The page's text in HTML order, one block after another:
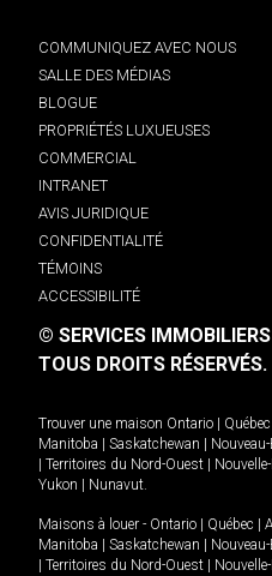
COMMUNIQUEZ AVEC NOUS
SALLE DES MÉDIAS
BLOGUE
PROPRIÉTÉS LUXUEUSES
COMMERCIAL
INTRANET
AVIS JURIDIQUE
CONFIDENTIALITÉ
TÉMOINS
ACCESSIBILITÉ
© SERVICES
TOUS DROITS RÉSERVÉS.
Trouver une maison Ontario Québec
Manitoba
Saskatchewan
Territoires du Nord-Ouest
Yukon
Nunavut.
Maisons à louer - Ontario Québec
Manitoba
Saskatchewan
Territoires du Nord-Ouest